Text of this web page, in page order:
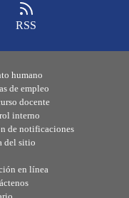
RSS
humano
de empleo
docente
interno
de notificaciones
del sitio
en línea